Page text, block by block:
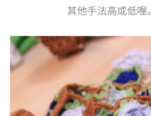
其他手法高或低喔。